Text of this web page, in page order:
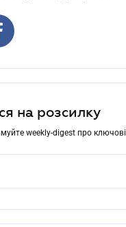
на розсилку
weekly-digest про ключові